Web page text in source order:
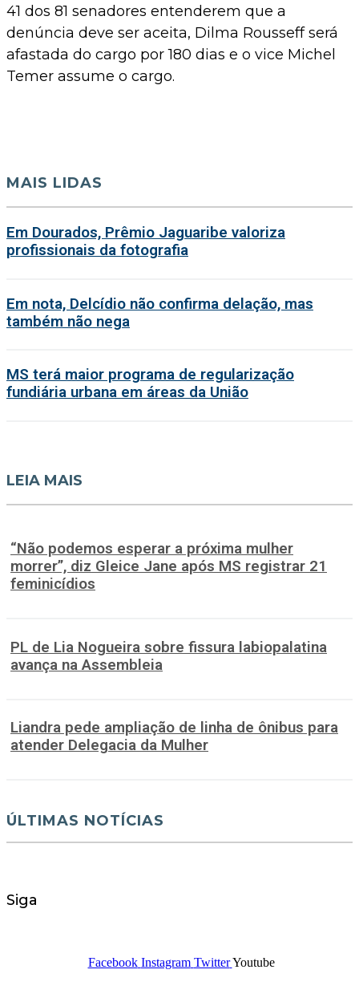
41 dos 81 senadores entenderem que a
denúncia deve ser aceita, Dilma Rousseff será
afastada do cargo por 180 dias e o vice Michel
Temer assume o cargo.
MAIS LIDAS
Em Dourados, Prêmio Jaguaribe valoriza
profissionais da fotografia
Em nota, Delcídio não confirma delação, mas
também não nega
MS terá maior programa de regularização
fundiária urbana em áreas da União
LEIA MAIS
“Não podemos esperar a próxima mulher
morrer”, diz Gleice Jane após MS registrar 21
feminicídios
PL de Lia Nogueira sobre fissura labiopalatina
avança na Assembleia
Liandra pede ampliação de linha de ônibus para
atender Delegacia da Mulher
ÚLTIMAS NOTÍCIAS
Siga
Facebook Instagram Twitter Youtube